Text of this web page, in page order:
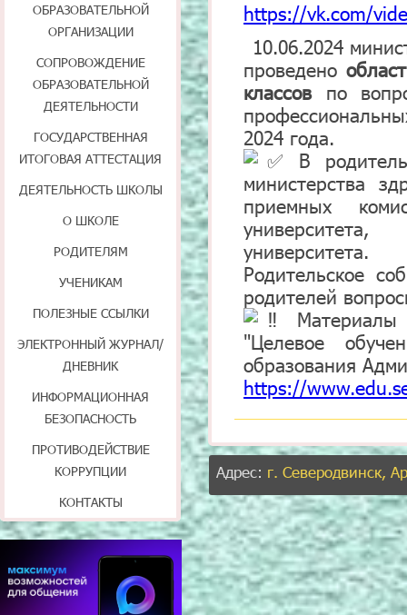
ОБРАЗОВАТЕЛЬНОЙ
ОРГАНИЗАЦИИ
СОПРОВОЖДЕНИЕ
ОБРАЗОВАТЕЛЬНОЙ
ДЕЯТЕЛЬНОСТИ
ГОСУДАРСТВЕННАЯ
ИТОГОВАЯ АТТЕСТАЦИЯ
ДЕЯТЕЛЬНОСТЬ ШКОЛЫ
О ШКОЛЕ
РОДИТЕЛЯМ
УЧЕНИКАМ
ПОЛЕЗНЫЕ ССЫЛКИ
ЭЛЕКТРОННЫЙ ЖУРНАЛ/
ДНЕВНИК
ИНФОРМАЦИОННАЯ
БЕЗОПАСНОСТЬ
ПРОТИВОДЕЙСТВИЕ
КОРРУПЦИИ
КОНТАКТЫ
https://vk.com/
10.06.2024
проведено
классов по
2024 года.
В
министерства
приемных
университета,
университета.
Родительское
родителей
Материалы
"Целевое
образования
https://
Адрес: г. Северодвинск,